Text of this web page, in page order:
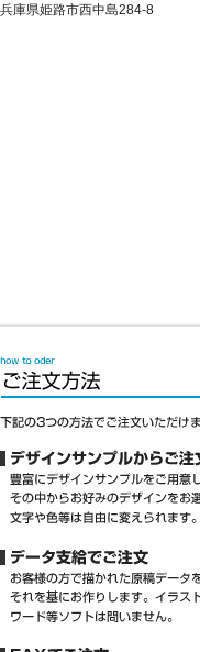
兵庫県姫路市西中島284-8